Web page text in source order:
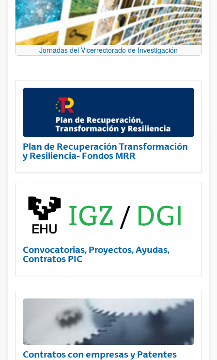
Jornadas del Vicerrectorado de Investigación
Plan de Recuperación Transformación
y Resiliencia- Fondos MRR
Convocatorias, Proyectos, Ayudas,
Contratos PIC
Contratos con empresas y Patentes